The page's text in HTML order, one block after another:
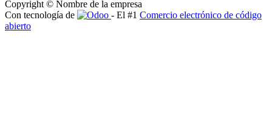
Copyright © Nombre de la empresa
Con tecnología de
- El #1 Comercio electrónico de código
abierto